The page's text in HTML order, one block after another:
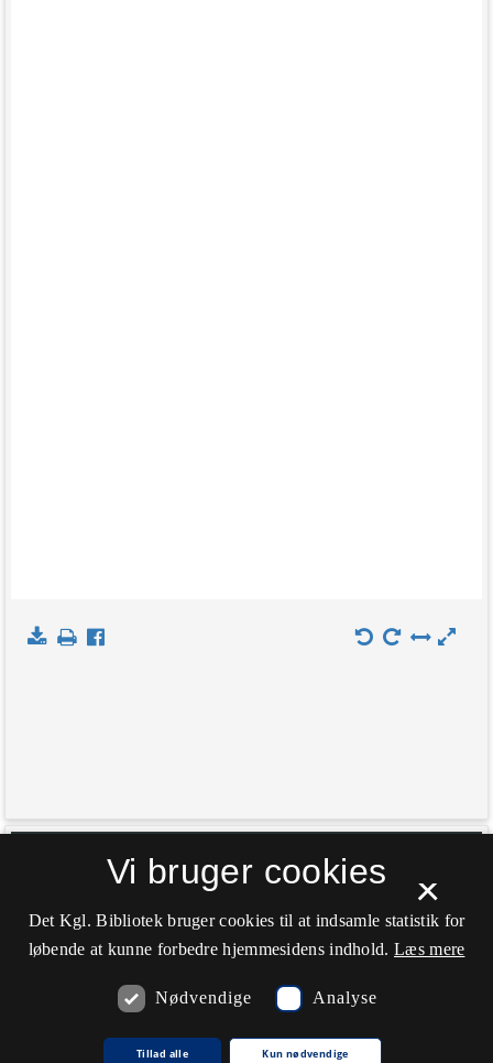
Indlæs kort
×
Vi bruger cookies
Det Kgl. Bibliotek bruger cookies til at indsamle statistik for
løbende at kunne forbedre hjemmesidens indhold. Læs mere
Nødvendige Analyse
Tillad alle Kun nødvendige